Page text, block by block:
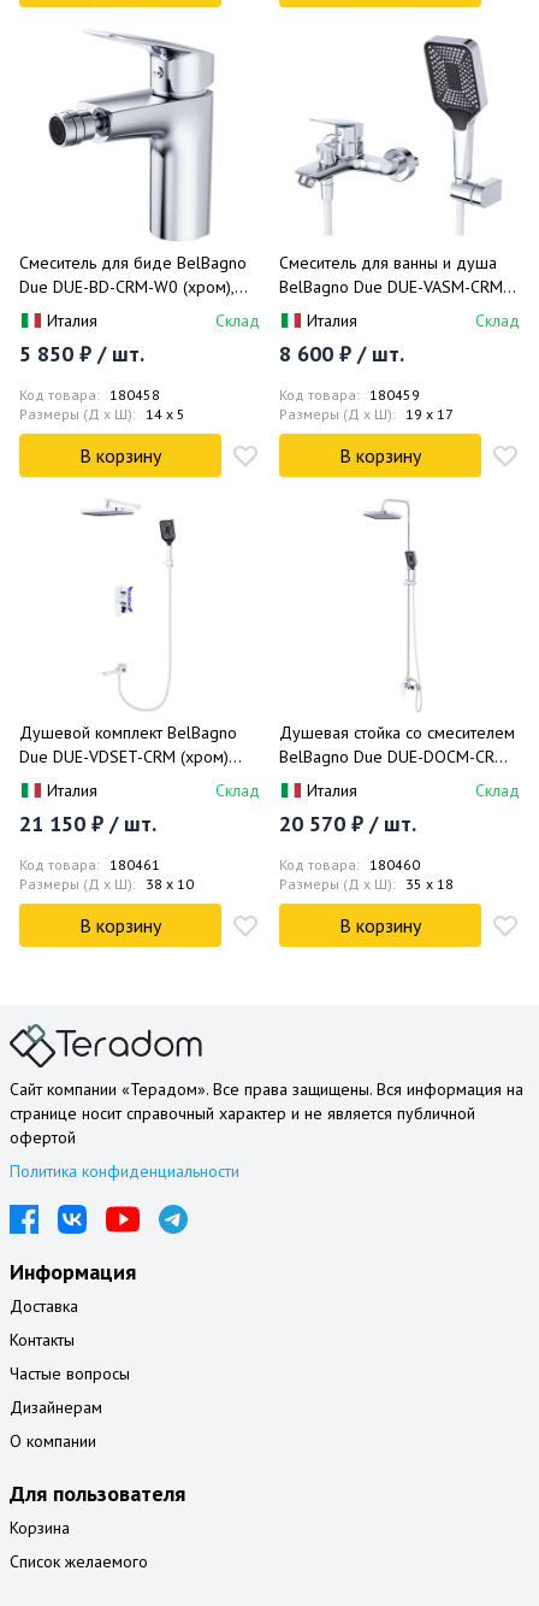
Смеситель для биде BelBagno
Due DUE-BD-CRM-W0 (хром),
без донного клапана
Италия Склад
5 850 ₽ / шт.
Код товара: 180458
Размеры (Д x Ш): 14 x 5
В корзину
Смеситель для ванны и душа
BelBagno Due DUE-VASM-CRM
(хром)Италия Склад
8 600 ₽ / шт.
Код товара: 180459
Размеры (Д x Ш): 19 x 17
В корзину
Душевой комплект BelBagno
Due DUE-VDSET-CRM (хром)
встраиваемый, с изливом
Италия Склад
21 150 ₽ / шт.
Код товара: 180461
Размеры (Д x Ш): 38 x 10
В корзину
Душевая стойка со смесителем
BelBagno Due DUE-DOCM-CRM
(хром)Италия Склад
20 570 ₽ / шт.
Код товара: 180460
Размеры (Д x Ш): 35 x 18
В корзину
Сайт компании «Терадом». Все права защищены. Вся информация на
странице носит справочный характер и не является публичной
офертой
Политика конфиденциальности
Информация
Доставка
Контакты
Частые вопросы
Дизайнерам
О компании
Для пользователя
Корзина
Список желаемого